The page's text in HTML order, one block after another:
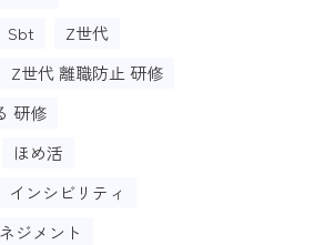
Sbt
Z世代
Z世代 離職防止 研修
研修
ほめ活
インシビリティ
ジメント